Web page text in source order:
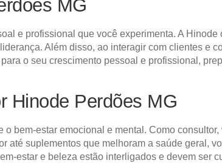
MG
e profissional que você experimenta. A
Além disso, ao interagir com clientes e
o seu crescimento pessoal e profissional,
Hinode Perdões MG
bem-estar emocional e mental. Como
suplementos que melhoram a saúde geral,
estar e beleza estão interligados e devem ser